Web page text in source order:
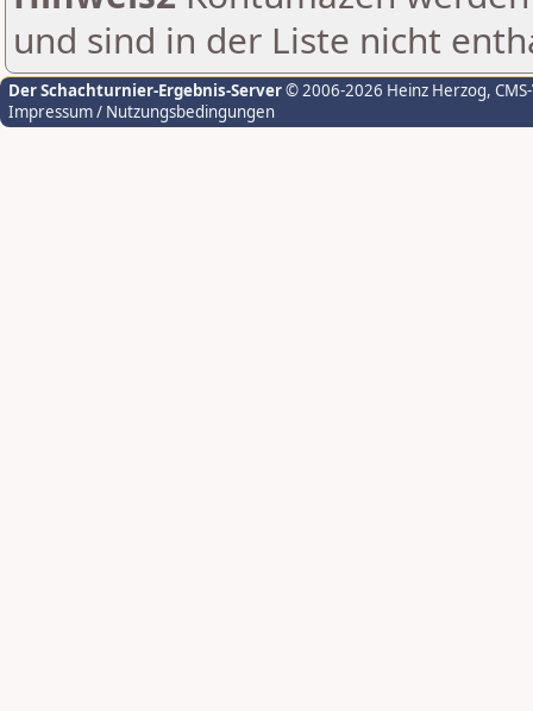
und sind in der Liste nicht
Der Schachturnier-Ergebnis-Server© 2006-2026 Heinz Herzog,
Impressum / Nutzungsbedingungen